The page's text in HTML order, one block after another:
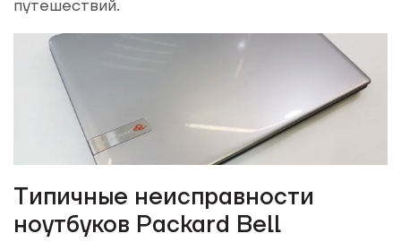
путешествий.
Типичные неисправности
ноутбуков Packard Bell